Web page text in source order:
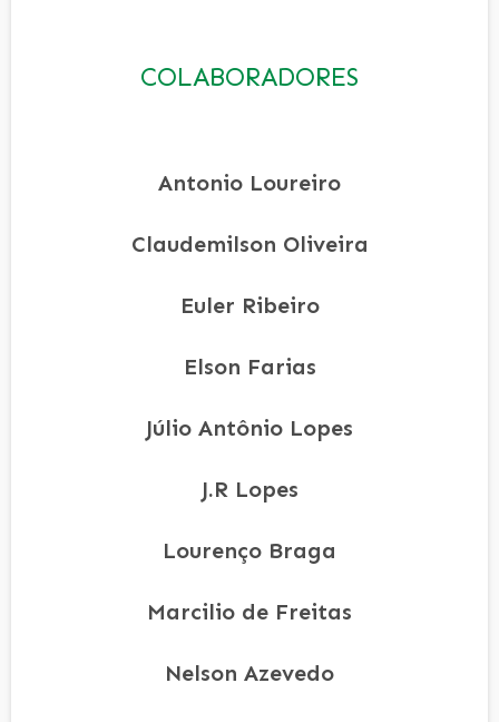
COLABORADORES
Antonio Loureiro
Claudemilson Oliveira
Euler Ribeiro
Elson Farias
Júlio Antônio Lopes
J.R Lopes
Lourenço Braga
Marcilio de Freitas
Nelson Azevedo